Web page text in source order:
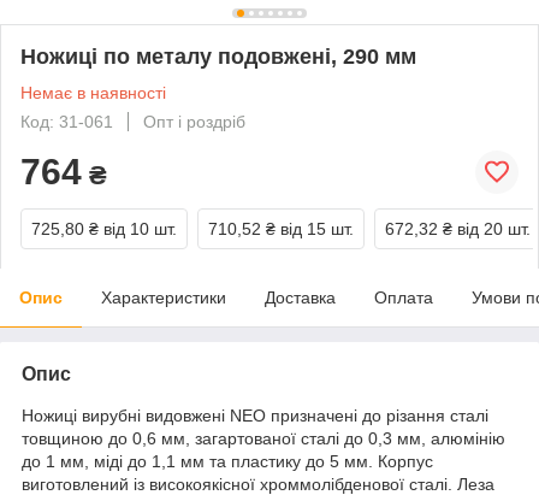
Ножиці по металу подовжені, 290 мм
Немає в наявності
Код: 31-061
Опт і роздріб
764 ₴
725,80 ₴ від 10 шт. 710,52 ₴ від 15 шт. 672,32 ₴ від 20 шт.
Опис Характеристики Доставка Оплата Умови
Опис
Ножиці вирубні видовжені NEO призначені до різання сталі
товщиною до 0,6 мм, загартованої сталі до 0,3 мм, алюмінію
до 1 мм, міді до 1,1 мм та пластику до 5 мм. Корпус
виготовлений із високоякісної хроммолібденової сталі. Леза